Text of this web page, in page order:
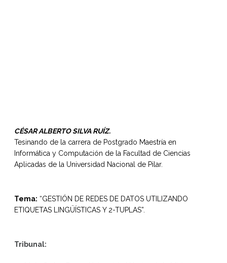
CÉSAR ALBERTO SILVA RUÍZ.
Tesinando de la carrera de Postgrado Maestría en
Informática y Computación de la Facultad de Ciencias
Aplicadas de la Universidad Nacional de Pilar.
Tema: “GESTIÓN DE REDES DE DATOS UTILIZANDO
ETIQUETAS LINGÜÍSTICAS Y 2-TUPLAS”.
Tribunal: